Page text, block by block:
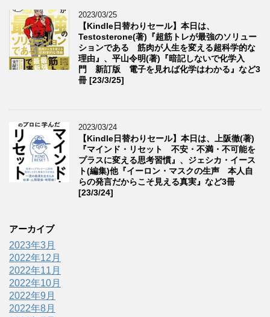
2023/03/25
【Kindle日替わりセール】本日は、
Testosterone(著)『超筋トレが最強のソリュー
ションである 筋肉が人生を変える超科学的な
理由』、平山令明(著)『暗記しないで化学入
門 新訂版 電子を見れば化学はわかる』など3
冊 [23/3/25]
2023/03/24
【Kindle日替わりセール】本日は、上阪徹(著)
『マインド・リセット 不安・不満・不可能を
プラスに変える思考習慣』、ジェシカ・イース
ト(編集)他『イーロン・マスクの生声 本人自
らの発言だからこそ見える真実』など3冊
[23/3/24]
アーカイブ
2023年3月
2022年12月
2022年11月
2022年10月
2022年9月
2022年8月